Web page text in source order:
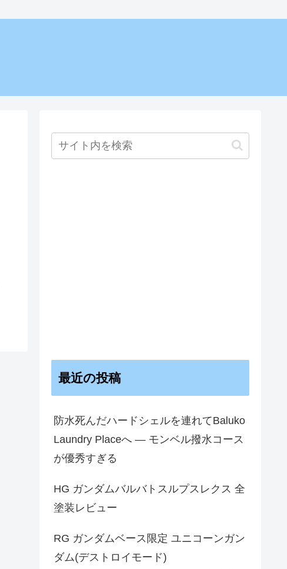
最近の投稿
防水死んだハードシェルを連れてBaluko
Laundry Placeへ — モンベル撥水コース
が優秀すぎる
HG ガンダムバルバトスルプスレクス 全
塗装レビュー
RG ガンダムベース限定 ユニコーンガン
ダム(デストロイモード)